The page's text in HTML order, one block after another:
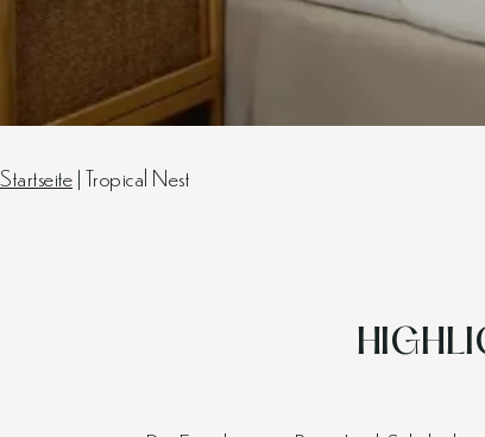
Startseite | Tropical Nest